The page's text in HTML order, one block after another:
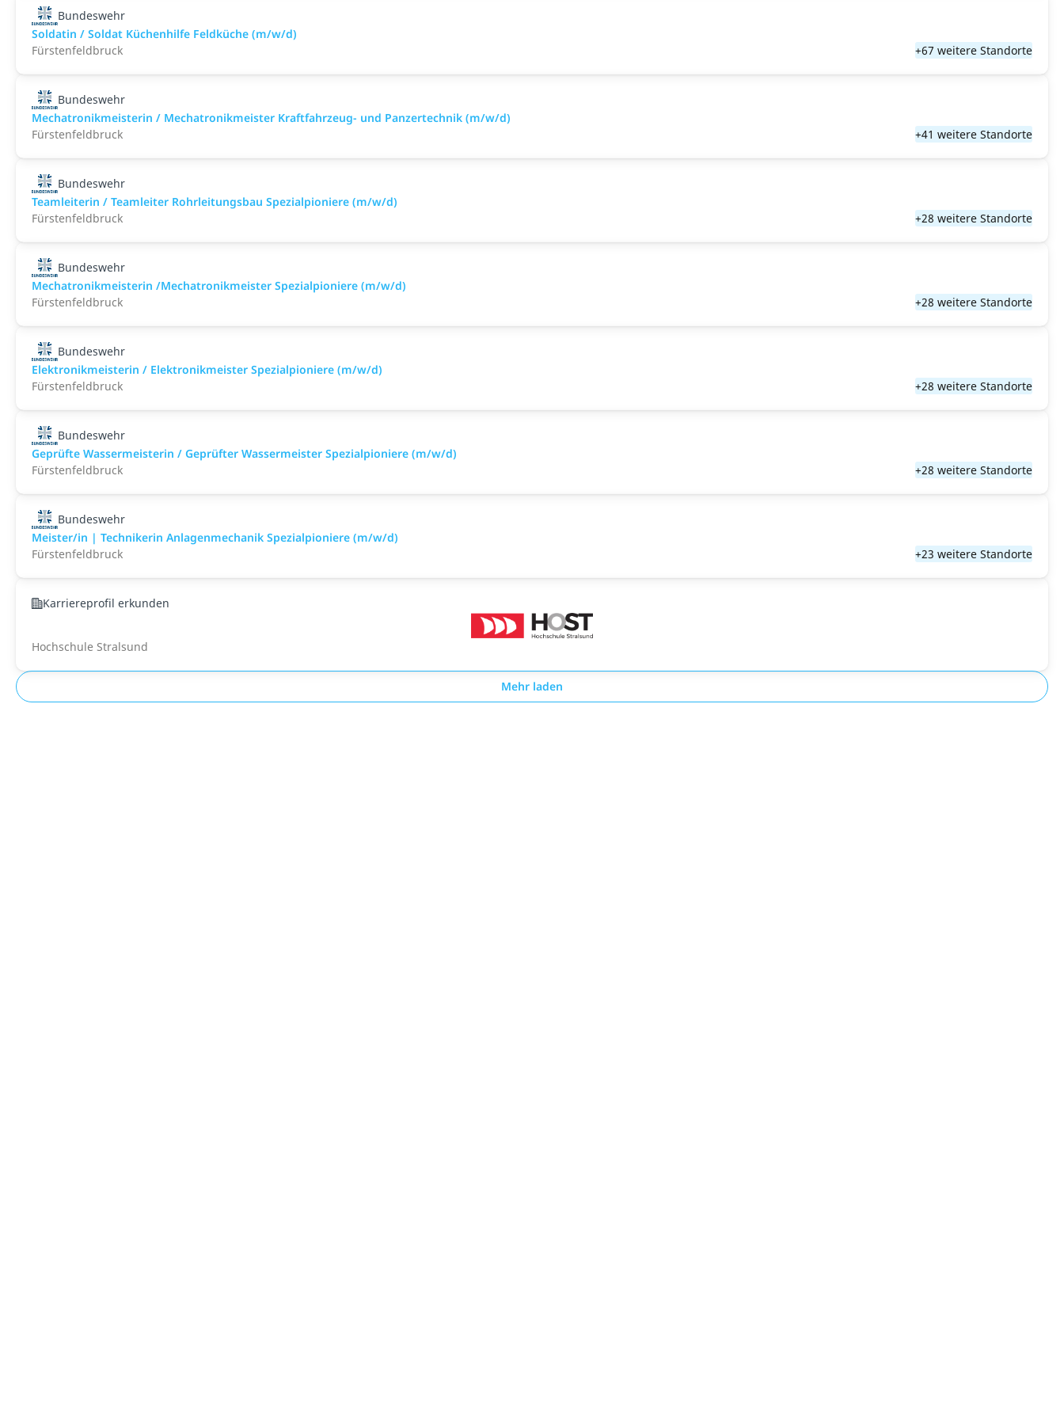
Bundeswehr
Soldatin / Soldat Küchenhilfe Feldküche (m/w/d)
Fürstenfeldbruck
+67 weitere Standorte
Bundeswehr
Mechatronikmeisterin / Mechatronikmeister Kraftfahrzeug- und Panzertechnik (m/w/d)
Fürstenfeldbruck
+41 weitere Standorte
Bundeswehr
Teamleiterin / Teamleiter Rohrleitungsbau Spezialpioniere (m/w/d)
Fürstenfeldbruck
+28 weitere Standorte
Bundeswehr
Mechatronikmeisterin /Mechatronikmeister Spezialpioniere (m/w/d)
Fürstenfeldbruck
+28 weitere Standorte
Bundeswehr
Elektronikmeisterin / Elektronikmeister Spezialpioniere (m/w/d)
Fürstenfeldbruck
+28 weitere Standorte
Bundeswehr
Geprüfte Wassermeisterin / Geprüfter Wassermeister Spezialpioniere (m/w/d)
Fürstenfeldbruck
+28 weitere Standorte
Bundeswehr
Meister/in | Technikerin Anlagenmechanik Spezialpioniere (m/w/d)
Fürstenfeldbruck
+23 weitere Standorte
Karriereprofil erkunden
Hochschule Stralsund
Mehr laden